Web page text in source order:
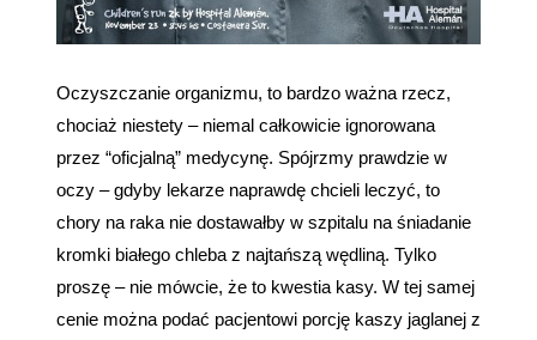
Oczyszczanie organizmu, to bardzo ważna rzecz,
chociaż niestety – niemal całkowicie ignorowana
przez “oficjalną” medycynę. Spójrzmy prawdzie w
oczy – gdyby lekarze naprawdę chcieli leczyć, to
chory na raka nie dostawałby w szpitalu na śniadanie
kromki białego chleba z najtańszą wędliną. Tylko
proszę – nie mówcie, że to kwestia kasy. W tej samej
cenie można podać pacjentowi porcję kaszy jaglanej z